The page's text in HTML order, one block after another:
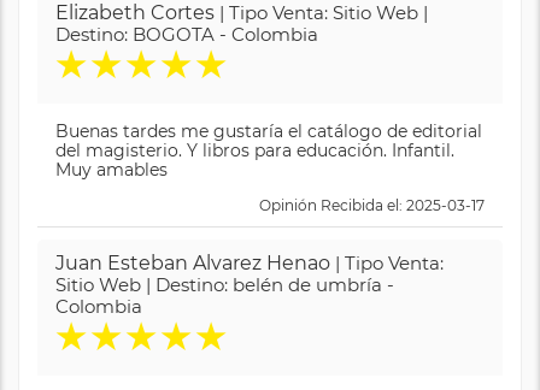
Elizabeth Cortes | Tipo Venta: Sitio Web |
Destino: BOGOTA - Colombia
★★★★★
Buenas tardes me gustaría el catálogo de editorial
del magisterio. Y libros para educación. Infantil.
Muy amables
Opinión Recibida el: 2025-03-17
Juan Esteban Alvarez Henao | Tipo Venta:
Sitio Web | Destino: belén de umbría -
Colombia
★★★★★